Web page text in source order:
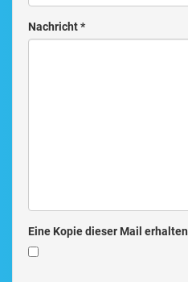
Nachricht*
Eine Kopie dieser Mail erhalten